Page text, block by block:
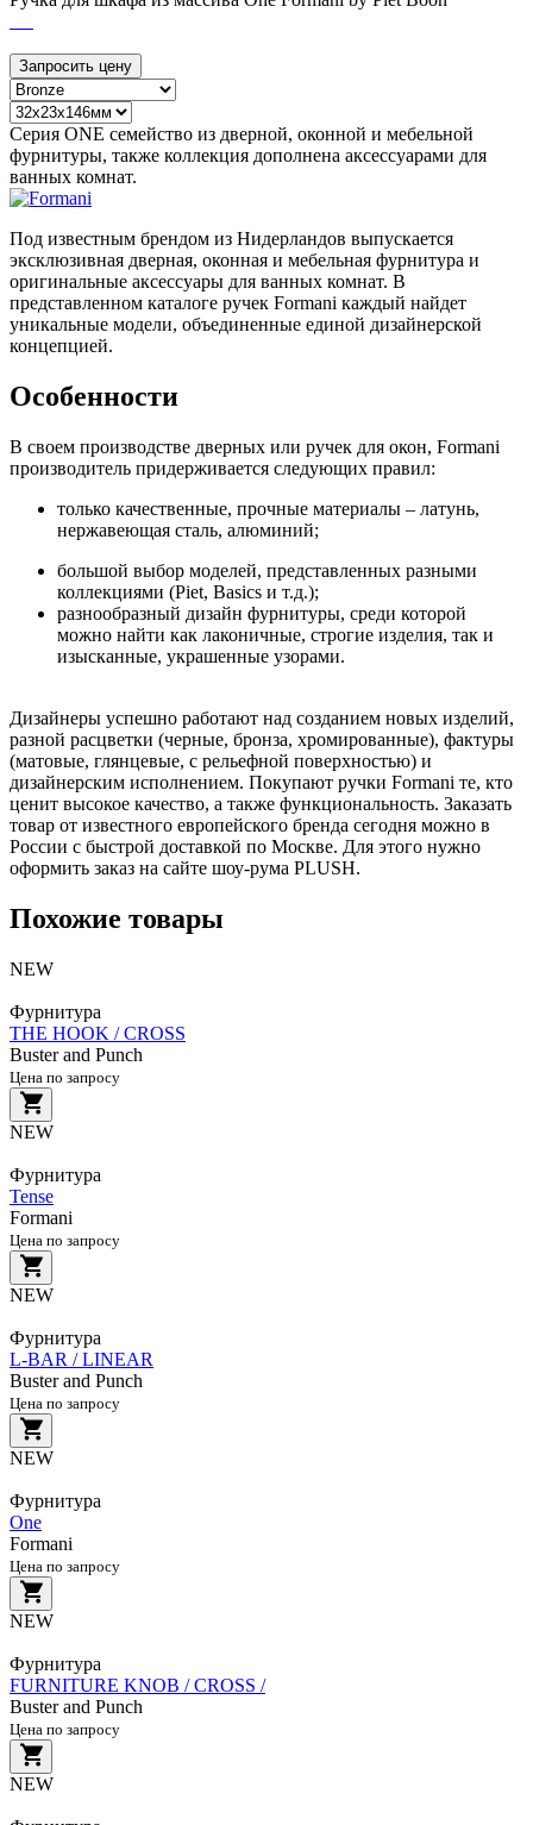
Запросить цену
Серия ONE семейство из дверной, оконной и мебельной
фурнитуры, также коллекция дополнена аксессуарами для
ванных комнат.
Под известным брендом из Нидерландов выпускается
эксклюзивная дверная, оконная и мебельная фурнитура и
оригинальные аксессуары для ванных комнат. В
представленном каталоге ручек Formani каждый найдет
уникальные модели, объединенные единой дизайнерской
концепцией.
Особенности
В своем производстве дверных или ручек для окон, Formani
производитель придерживается следующих правил:
только качественные, прочные материалы – латунь,
нержавеющая сталь, алюминий;
большой выбор моделей, представленных разными
коллекциями (Piet, Basics и т.д.);
разнообразный дизайн фурнитуры, среди которой
можно найти как лаконичные, строгие изделия, так и
изысканные, украшенные узорами.
Дизайнеры успешно работают над созданием новых изделий,
разной расцветки (черные, бронза, хромированные), фактуры
(матовые, глянцевые, с рельефной поверхностью) и
дизайнерским исполнением. Покупают ручки Formani те, кто
ценит высокое качество, а также функциональность. Заказать
товар от известного европейского бренда сегодня можно в
России с быстрой доставкой по Москве. Для этого нужно
оформить заказ на сайте шоу-рума PLUSH.
Похожие товары
NEW
Фурнитура
THE HOOK / CROSS
Buster and Punch
Цена по запросу
NEW
Фурнитура
Tense
Formani
Цена по запросу
NEW
Фурнитура
L-BAR / LINEAR
Buster and Punch
Цена по запросу
NEW
Фурнитура
One
Formani
Цена по запросу
NEW
Фурнитура
FURNITURE KNOB / CROSS /
Buster and Punch
Цена по запросу
NEW